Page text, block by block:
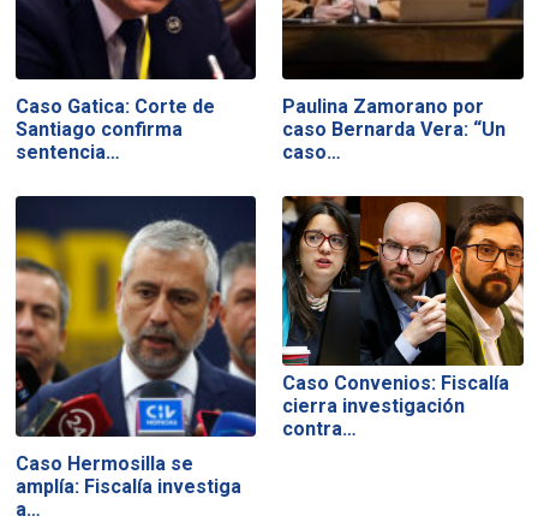
Caso Gatica: Corte de
Santiago confirma
sentencia…
Paulina Zamorano por
caso Bernarda Vera: “Un
caso…
Caso Hermosilla se
amplía: Fiscalía investiga
a…
Caso Convenios: Fiscalía
cierra investigación
contra…